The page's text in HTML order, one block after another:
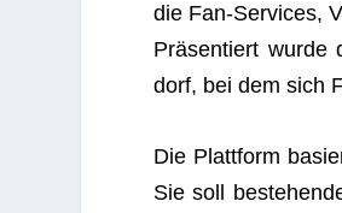
die Fan-Ser­vices,
Prä­sen­tiert wurde
dorf, bei dem sich
Die Platt­form
Sie soll